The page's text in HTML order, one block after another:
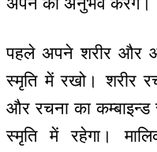
पहले अपने शरीर और
स्मृति में रखो। शरीर
और रचना का
स्मृति में रहेगा।